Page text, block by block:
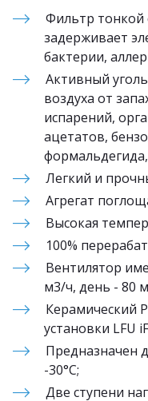
Фильтр тонкой
задерживает
бактерии,
Активный
воздуха от
испарений,
ацетатов,
Легкий и
Агрегат
Высокая
100%
Вентилятор
м3/ч, день - 80
Керамический
установки LFU
Предназначен
-30°С;
Две ступени